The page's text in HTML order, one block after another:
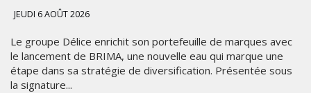
JEUDI 6 AOÛT 2026
Le groupe Délice enrichit son portefeuille de marques avec
le lancement de BRIMA, une nouvelle eau qui marque une
étape dans sa stratégie de diversification. Présentée sous
la signature...